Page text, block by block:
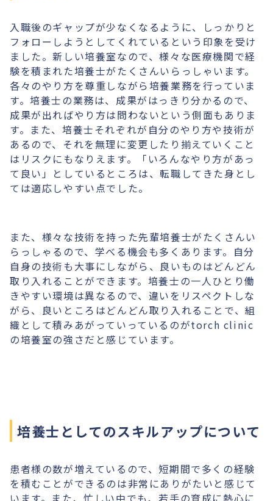
入職後のギャップが少なくなるように、しっかりと
フォローしようとしてくれているという印象を受け
ました。新しい培養室なので、様々な医療機関で経
験を積まれた培養士がたくさんいらっしゃいます。
各々のやり方を尊重しながら培養業務を行っていま
す。培養士の業務は、成果がはっきり分かるので、
成果が出ればやり方は問わないという側面もありま
す。また、培養士それぞれが自分のやり方や技術が
あるので、それを無理に変更したり揃えていくこと
はリスクにもなりえます。「いろんなやり方があっ
て良い」としているところは、転職してきた身とし
ては適応しやすい点でした。
また、様々な技術を持った先輩培養士がたくさんい
らっしゃるので、学べる機会も多くあります。自分
自身の技術も大事にしながら、良いものはどんどん
取り入れることができます。培養士の一人ひとり働
きやすい環境は異なるので、違いをリスペクトしな
がら、良いところはどんどん取り入れることで、組
織として積みあがっていっているのがtorch clinic
の培養室の強さだと感じています。
培養士としてのスキルアップについて
患者様の数が増えているので、短期間で多くの経験
を積むことができるのは非常にありがたいと感じて
います。また、忙しい中でも、若手の育成に熱心に